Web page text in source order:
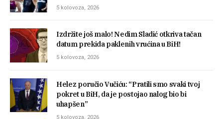
5 kolovoza, 2026
Izdržite još malo! Nedim Sladić otkriva tačan
datum prekida paklenih vrućina u BiH!
5 kolovoza, 2026
Helez poručio Vučiću: “Pratili smo svaki tvoj
pokret u BiH, da je postojao nalog bio bi
uhapšen”
5 kolovoza, 2026